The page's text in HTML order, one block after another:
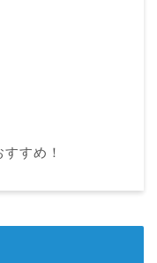
すめ！